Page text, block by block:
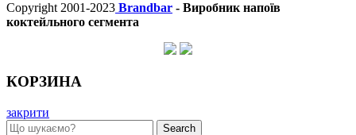
Copyright 2001-2023 Brandbar - Виробник напоїв
коктейльного сегмента
КОРЗИНА
закрити
Search